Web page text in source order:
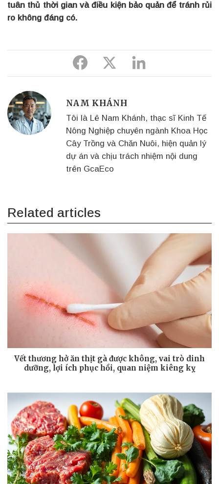
tuân thủ thời gian và điều kiện bảo quản để tránh rủi
ro không đáng có.
Share
Share
Share
NAM KHÁNH
Tôi là Lê Nam Khánh, thạc sĩ Kinh Tế
Nông Nghiệp chuyên ngành Khoa Học
Cây Trồng và Chăn Nuôi, hiện quản lý
dự án và chịu trách nhiệm nội dung
trên GcaEco
Related articles
Vết thương hở ăn thịt gà được không, vai trò dinh
dưỡng, lợi ích phục hồi, quan niệm kiêng kỵ